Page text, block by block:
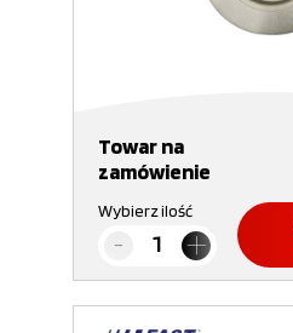
Towar na
zamówienie
Wybierz ilość